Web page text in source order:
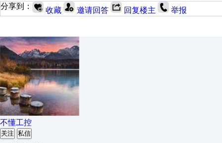
分享到：
收藏 邀请回答 回复楼主 举报
不懂工控
关注 私信